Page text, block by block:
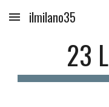
Skip to main content
ilmilano35
23